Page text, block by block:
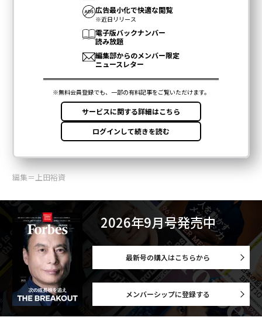
編集＝上田裕資
2026年9月号発売中
最新号の購入はこちらから
メンバーシップに登録する